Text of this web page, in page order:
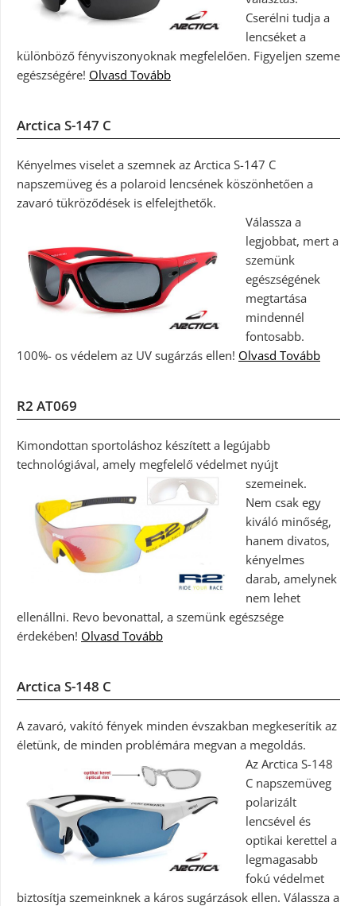
Cserélni tudja a
lencséket a
különböző fényviszonyoknak megfelelően. Figyeljen szeme
egészségére! Olvasd Tovább
Arctica S-147 C
Kényelmes viselet a szemnek az Arctica S-147 C
napszemüveg és a polaroid lencsének köszönhetően a
zavaró tükröződések is elfelejthetők.
Válassza a
legjobbat, mert a
szemünk
egészségének
megtartása
mindennél
fontosabb.
100%- os védelem az UV sugárzás ellen! Olvasd Tovább
R2 AT069
Kimondottan sportoláshoz készített a legújabb
technológiával, amely megfelelő védelmet nyújt
szemeinek.
Nem csak egy
kiváló minőség,
hanem divatos,
kényelmes
darab, amelynek
nem lehet
ellenállni. Revo bevonattal, a szemünk egészsége
érdekében! Olvasd Tovább
Arctica S-148 C
A zavaró, vakító fények minden évszakban megkeserítik az
életünk, de minden problémára megvan a megoldás.
Az Arctica S-148
C napszemüveg
polarizált
lencsével és
optikai kerettel a
legmagasabb
fokú védelmet
biztosítja szemeinknek a káros sugárzások ellen. Válassza a